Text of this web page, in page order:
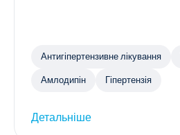
Антигіпертензивне лікування
Амлодипін Гіпертензія
Детальніше